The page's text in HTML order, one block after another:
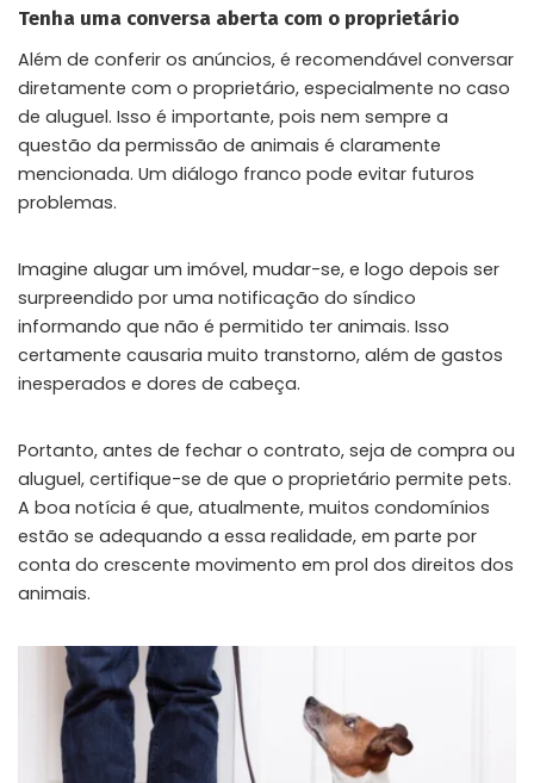
Tenha uma conversa aberta com o proprietário
Além de conferir os anúncios, é recomendável conversar
diretamente com o proprietário, especialmente no caso
de aluguel. Isso é importante, pois nem sempre a
questão da permissão de animais é claramente
mencionada. Um diálogo franco pode evitar futuros
problemas.
Imagine alugar um imóvel, mudar-se, e logo depois ser
surpreendido por uma notificação do síndico
informando que não é permitido ter animais. Isso
certamente causaria muito transtorno, além de gastos
inesperados e dores de cabeça.
Portanto, antes de fechar o contrato, seja de compra ou
aluguel, certifique-se de que o proprietário permite pets.
A boa notícia é que, atualmente, muitos condomínios
estão se adequando a essa realidade, em parte por
conta do crescente movimento em prol dos direitos dos
animais.